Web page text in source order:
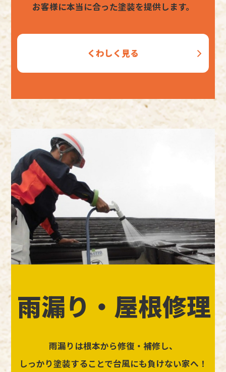
お客様に本当に合った塗装を提供します。
くわしく見る
雨漏り・屋根修理
雨漏りは根本から修復・補修し、
しっかり塗装することで台風にも負けない家へ！